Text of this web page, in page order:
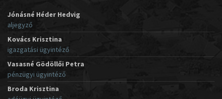
Jónásné Héder Hedvig
aljegyző
Kovács Krisztina
igazgatási ügyintéző
Vasasné Gödöllői Petra
pénzügyi ügyintéző
Broda Krisztina